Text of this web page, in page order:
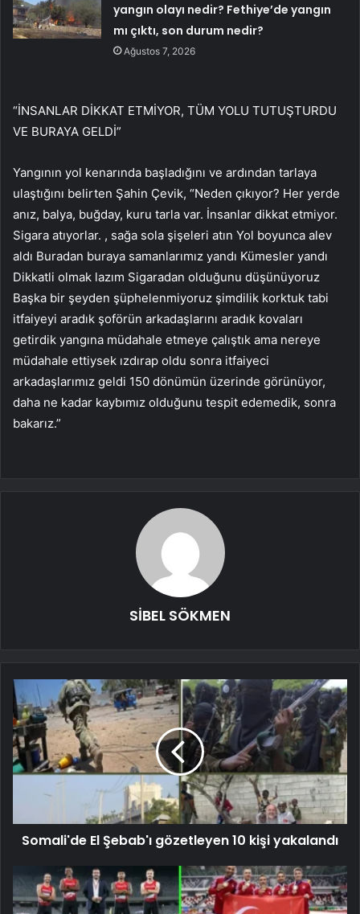
yangın olayı nedir? Fethiye’de yangın
mı çıktı, son durum nedir?
Ağustos 7, 2026
“İNSANLAR DİKKAT ETMİYOR, TÜM YOLU TUTUŞTURDU
VE BURAYA GELDİ”
Yangının yol kenarında başladığını ve ardından tarlaya
ulaştığını belirten Şahin Çevik, “Neden çıkıyor? Her yerde
anız, balya, buğday, kuru tarla var. İnsanlar dikkat etmiyor.
Sigara atıyorlar. , sağa sola şişeleri atın Yol boyunca alev
aldı Buradan buraya samanlarımız yandı Kümesler yandı
Dikkatli olmak lazım Sigaradan olduğunu düşünüyoruz
Başka bir şeyden şüphelenmiyoruz şimdilik korktuk tabi
itfaiyeyi aradık şoförün arkadaşlarını aradık kovaları
getirdik yangına müdahale etmeye çalıştık ama nereye
müdahale ettiysek ızdırap oldu sonra itfaiyeci
arkadaşlarımız geldi 150 dönümün üzerinde görünüyor,
daha ne kadar kaybımız olduğunu tespit edemedik, sonra
bakarız.”
SİBEL SÖKMEN
Somali'de El Şebab'ı gözetleyen 10 kişi yakalandı